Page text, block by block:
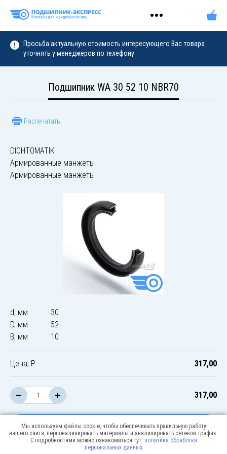
Просьба актуальную стоимость интересующего Вас товара
уточнять у менеджеров по телефону
Подшипник WA 30 52 10 NBR70
Распечатать
DICHTOMATIK
Армированные манжеты
Армированные манжеты
d, мм
30
D, мм
52
B, мм
10
Цена, Р 317,00
317,00
В корзину
Мы используем файлы cookie, чтобы обеспечивать правильную работу
нашего сайта, персонализировать материалы и анализировать сетевой трафик.
С подробностями можно ознакомиться тут: политика обработки
персональных данных